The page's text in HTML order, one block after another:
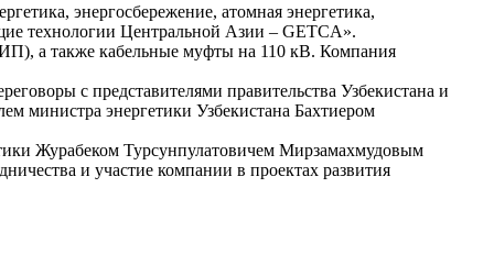
энергосбережение, атомная энергетика,
технологии Центральной Азии – GETCA».
а также кабельные муфты на 110 кВ. Компания
с представителями правительства Узбекистана и
министра энергетики Узбекистана Бахтиером
Журабеком Турсунпулатовичем Мирзамахмудовым
и участие компании в проектах развития